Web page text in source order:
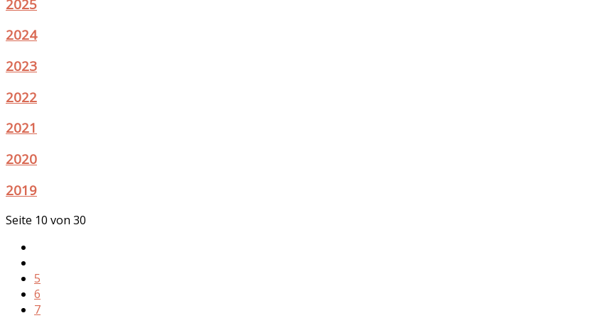
2025
2024
2023
2022
2021
2020
2019
Seite 10 von 30
5
6
7